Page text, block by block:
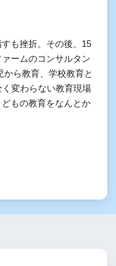
も挫折。その後、15
ームのコンサルタン
から教育、学校教育と
変わらない教育現場
もの教育をなんとか